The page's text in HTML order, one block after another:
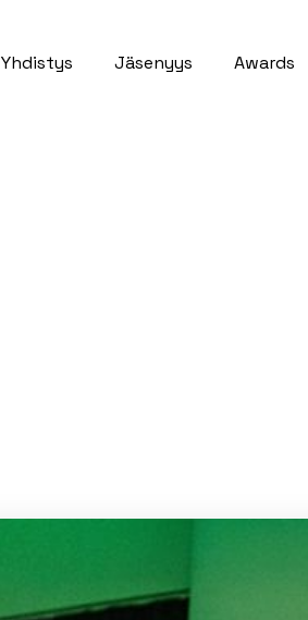
Yhdistys Jäsenyys Awards